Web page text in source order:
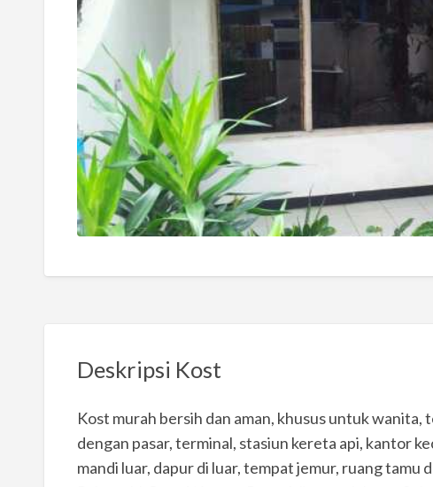
Deskripsi Kost
Kost murah bersih dan aman, khusus untuk
dengan pasar, terminal, stasiun kereta api, kantor
mandi luar, dapur di luar, tempat jemur, ruang tamu